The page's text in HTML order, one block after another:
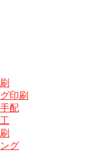
印刷
配
グ